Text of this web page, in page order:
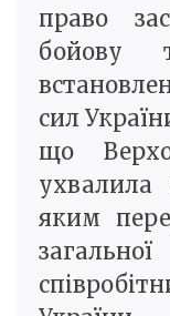
право
бойову
сил
що
ухвалила
яким